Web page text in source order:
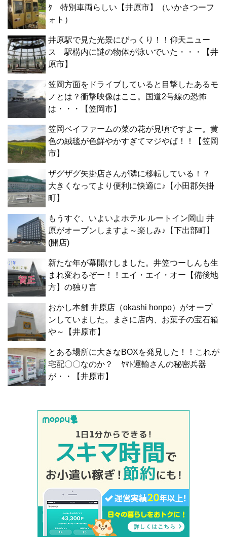
ﾀ 特別車両らしい【井原市】（いかさつーフ
ォト）
井原駅で見た光景にびっくり！！仰天ニュー
ス 駅構内に謎の物体が泳いでいた・・・【井
原市】
笠岡方面をドライブしていると目撃したあるモ
ノとは？衝撃映像はここ。国道2号線の恐怖
は・・・【笠岡市】
笠岡ベイファームの菜の花が見頃ですよー。黄
色の絨毯が色鮮やかすぎてマジやば！！【笠岡
市】
ザグザグ矢掛店さんが隣に移転している！？
大きくなってより便利に快適に♪【小田郡矢掛
町】
もうすぐ、いよいよホテル ルートイン岡山 井
原がオープンしますよ～楽しみ♪【下出部町】
(開店)
新たな年が幕開けしました。井笠つーしんも生
まれ変わるぞー！！エイ・エイ・オー【備後地
方】の独り言
おかし本舗 井原店（okashi honpo）がオープ
ンしていました。まさに店内、お菓子の宝石箱
や～【井原市】
とある場所に大きなBOXを発見した！！これが
宅配〇〇なのか？ ﾔﾏﾄ運輸さんの秘密兵器
が・・【井原市】